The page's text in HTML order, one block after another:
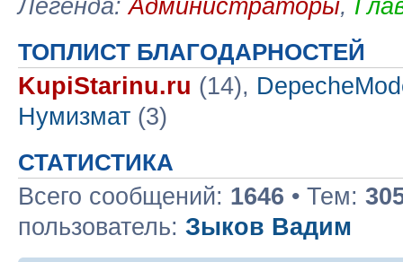
Легенда:Администраторы,
ТОПЛИСТ БЛАГОДАРНОСТЕЙ
KupiStarinu.ru (14),
Нумизмат (3)
СТАТИСТИКА
Всего сообщений: 1646 • Тем:
пользователь: Зыков Вадим